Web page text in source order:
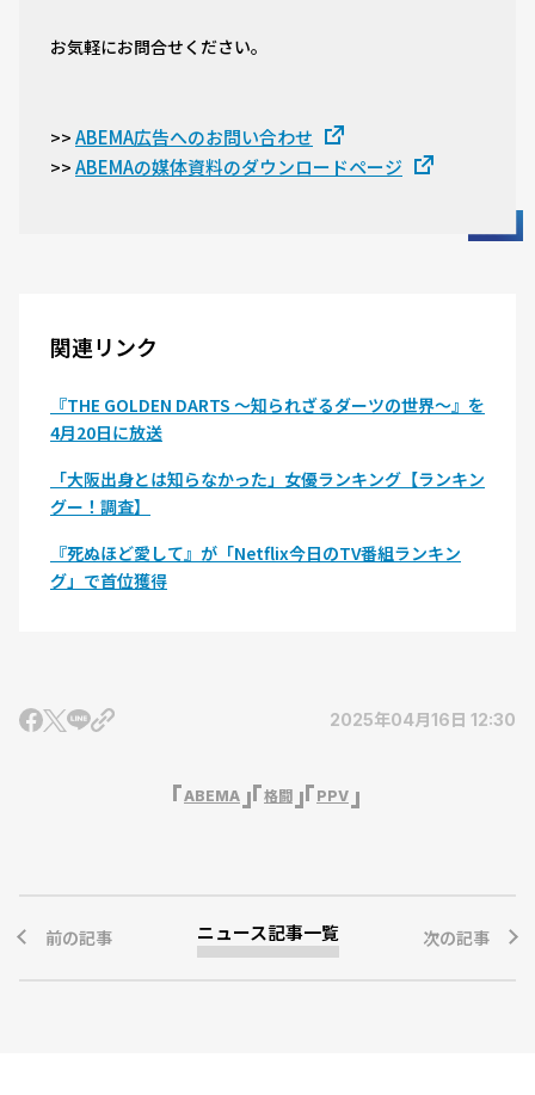
お気軽にお問合せください。
>> ABEMA広告へのお問い合わせ
>> ABEMAの媒体資料のダウンロードページ
関連リンク
『THE GOLDEN DARTS 〜知られざるダーツの世界〜』を
4月20日に放送
「大阪出身とは知らなかった」女優ランキング【ランキン
グー！調査】
『死ぬほど愛して』が「Netflix今日のTV番組ランキン
グ」で首位獲得
2025年04月16日 12:30
ABEMA 格闘 PPV
前の記事 ニュース記事一覧 次の記事